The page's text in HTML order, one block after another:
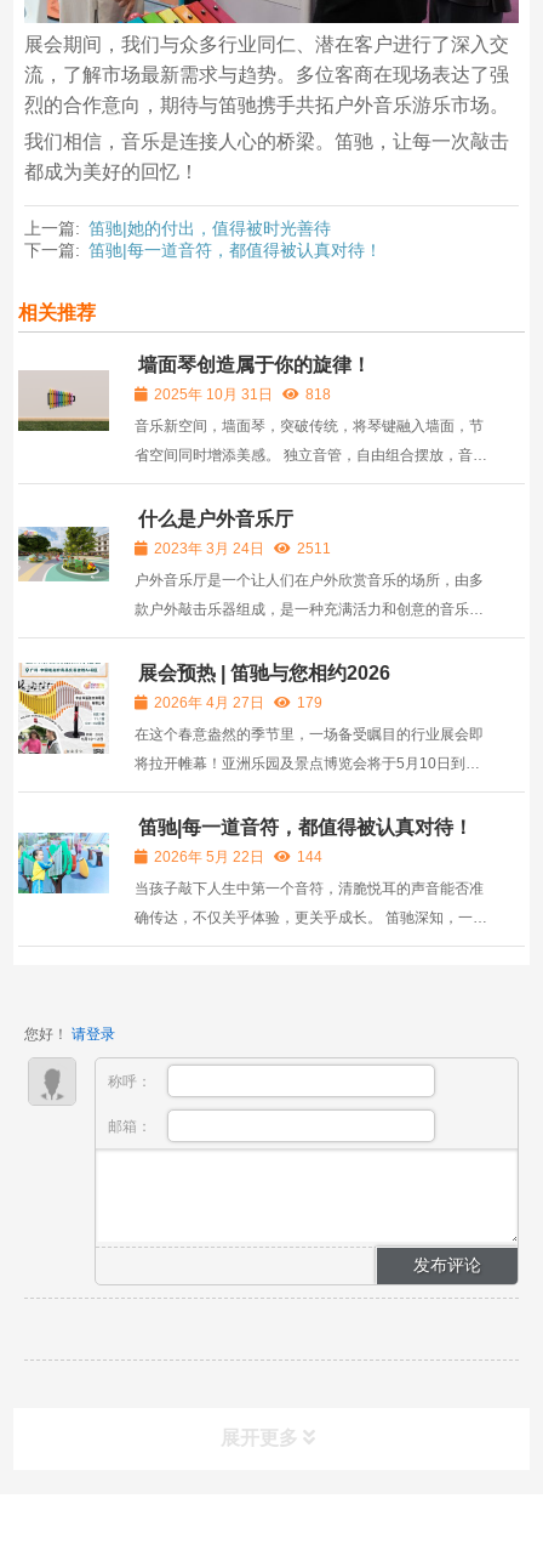
展会期间，我们与众多行业同仁、潜在客户进行了深入交
流，了解市场最新需求与趋势。多位客商在现场表达了强
烈的合作意向，期待与笛驰携手共拓户外音乐游乐市场。
我们相信，音乐是连接人心的桥梁。笛驰，让每一次敲击
都成为美好的回忆！
上一篇: 笛驰|她的付出，值得被时光善待
下一篇: 笛驰|每一道音符，都值得被认真对待！
相关推荐
墙面琴创造属于你的旋律！
2025年 10月 31日
818
音乐新空间，墙面琴，突破传统，将琴键融入墙面，节
省空间同时增添美感。 独立音管，自由组合摆放，音乐
爱好者在移动中享受即兴演奏的乐趣。 采用铝合金和不
锈钢材质，耐用且易于安装，是现代公共空间和家庭装
饰的理想选择。 让墙面琴成为您生活的一部分，让音乐
的魔...
什么是户外音乐厅
2023年 3月 24日
2511
户外音乐厅是一个让人们在户外欣赏音乐的场所，由多
款户外敲击乐器组成，是一种充满活力和创意的音乐演
出形式。户外敲击乐器是一款新型、不限制年龄和场地
的乐器，它的出现为户外音乐演出注入了新的活力和魅
力。 在户外音乐厅中，不同的户外敲击乐器组合成独特
的音乐...
展会预热 | 笛驰与您相约2026
2026年 4月 27日
179
在这个春意盎然的季节里，一场备受瞩目的行业展会即
将拉开帷幕！亚洲乐园及景点博览会将于5月10日到5
月12日在广州琶洲的会展中心盛大举办。 笛驰
DEATS，专注户外音乐玩具与敲击乐器十余年。ISO
9001质量管理体系认证，从原材料到成品，每一步都
有人盯着。耐高温低温...
笛驰|每一道音符，都值得被认真对待！
2026年 5月 22日
144
当孩子敲下人生中第一个音符，清脆悦耳的声音能否准
确传达，不仅关乎体验，更关乎成长。 笛驰深知，一把
好的敲击乐器，发出的声音必须是"对的"。这意味着，
您好！ 请登录
称呼：
邮箱：
展开更多